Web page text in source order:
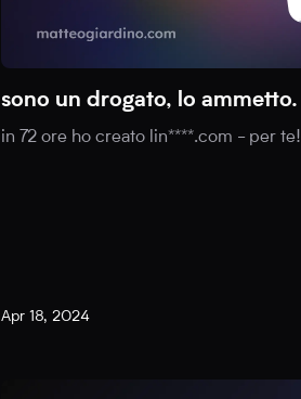
sono un drogato, lo ammetto.
in 72 ore ho creato lin****.com - per te!
Apr 18, 2024